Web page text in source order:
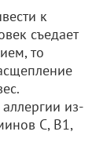
к
съедает
то
из-
C, B1,